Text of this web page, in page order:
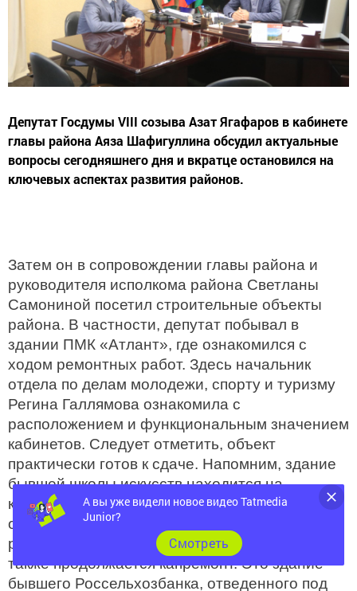
Депутат Госдумы VIII созыва Азат Ягафаров в кабинете
главы района Аяза Шафигуллина обсудил актуальные
вопросы сегодняшнего дня и вкратце остановился на
ключевых аспектах развития районов.
Затем он в сопровождении главы района и
руководителя исполкома района Светланы
Самониной посетил строительные объекты
района. В частности, депутат побывал в
здании ПМК «Атлант», где ознакомился с
ходом ремонтных работ. Здесь начальник
отдела по делам молодежи, спорту и туризму
Регина Галлямова ознакомила с
расположением и функциональным значением
кабинетов. Следует отметить, объект
практически готов к сдаче. Напомним, здание
бывшей школы искусств находится на
капитальном ремонте, его торжественное
открытие запланировано на 1 июля. Рядом
расположен другой социальный объект, где
также продолжается капремонт. Это здание
бывшего Россельхозбанка, отведенного под
А вы уже видели новое видео Tatmedia
Junior?
Cмотреть